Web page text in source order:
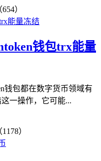
）
钱包trx能量
钱包都在数字货币领域有
一操作，它可能...
）